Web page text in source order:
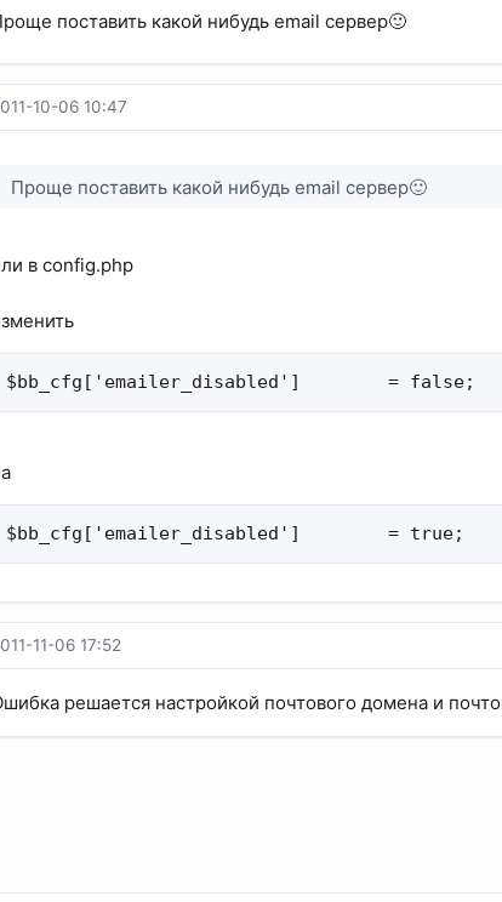
поставить какой нибудь email сервер🙂
10-06 10:47
Проще поставить какой нибудь email сервер🙂
в config.php
$bb_cfg['emailer_disabled']        = false;
$bb_cfg['emailer_disabled']        = true;
11-06 17:52
решается настройкой почтового домена и